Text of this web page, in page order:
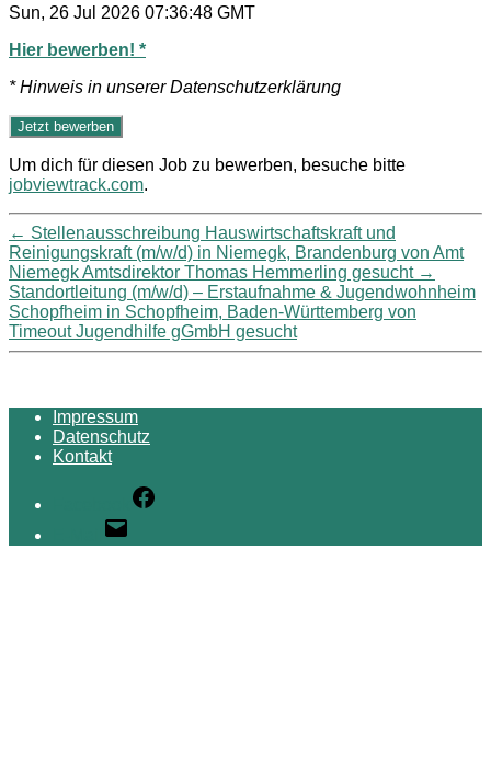
Sun, 26 Jul 2026 07:36:48 GMT
Hier bewerben! *
* Hinweis in unserer Datenschutzerklärung
Um dich für diesen Job zu bewerben, besuche bitte
jobviewtrack.com.
← Stellenausschreibung Hauswirtschaftskraft und
Reinigungskraft (m/w/d) in Niemegk, Brandenburg von Amt
Niemegk Amtsdirektor Thomas Hemmerling gesucht →
Standortleitung (m/w/d) – Erstaufnahme & Jugendwohnheim
Schopfheim in Schopfheim, Baden-Württemberg von
Timeout Jugendhilfe gGmbH gesucht
Impressum
Datenschutz
Kontakt